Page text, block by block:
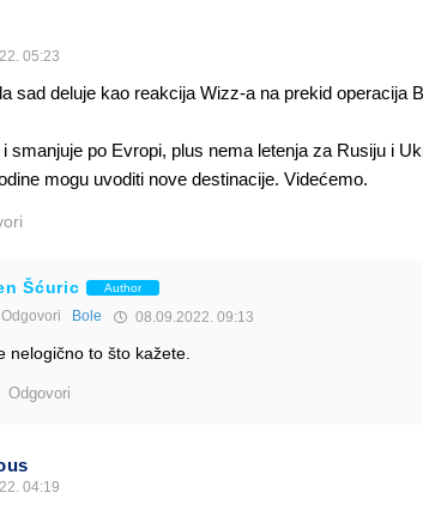
05:23
sad deluje kao reakcija Wizz-a na prekid operacija
smanjuje po Evropi, plus nema letenja za Rusiju i
mogu uvoditi nove destinacije. Videćemo.
Šćuric Author
Odgovori Bole 08.09.2022. 09:13
nelogično to što kažete.
Odgovori
04:19